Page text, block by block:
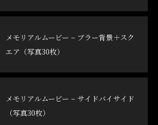
メモリアルムービー – ブラー背景＋スク
エア（写真30枚）
メモリアルムービー – サイドバイサイド
（写真30枚）